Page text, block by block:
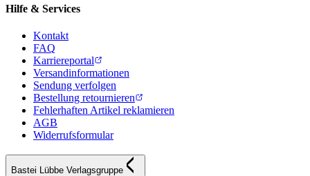
Hilfe & Services
Kontakt
FAQ
Karriereportal
Versandinformationen
Sendung verfolgen
Bestellung retournieren
Fehlerhaften Artikel reklamieren
AGB
Widerrufsformular
Bastei Lübbe Verlagsgruppe